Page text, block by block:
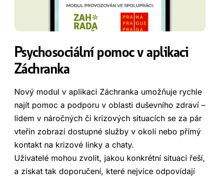
Psychosociální pomoc v aplikaci
Záchranka
Nový modul v aplikaci Záchranka umožňuje rychle
najít pomoc a podporu v oblasti duševního zdraví –
lidem v náročných či krizových situacích se za pár
vteřin zobrazí dostupné služby v okolí nebo přímý
kontakt na krizové linky a chaty.
Uživatelé mohou zvolit, jakou konkrétní situaci řeší,
a získat tak doporučení, které nejvíce odpovídají